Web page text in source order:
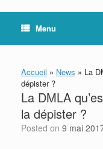
Menu
Accueil » News » La
dépister ?
La DMLA
la dépister ?
Posted on 9 mai